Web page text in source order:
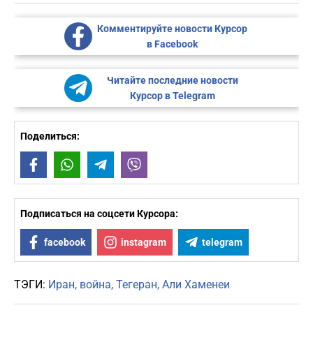
Комментируйте новости Курсор
в Facebook
Читайте последние новости
Курсор в Telegram
Поделиться:
FacebookWhatsAppTelegram
Подписаться на соцсети Курсора:
facebook instagram telegram
ТЭГИ: Иран война Тегеран Али Хаменеи